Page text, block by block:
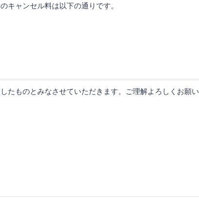
キャンセル料は以下の通りです。
たものとみなさせていただきます。ご理解よろしくお願い